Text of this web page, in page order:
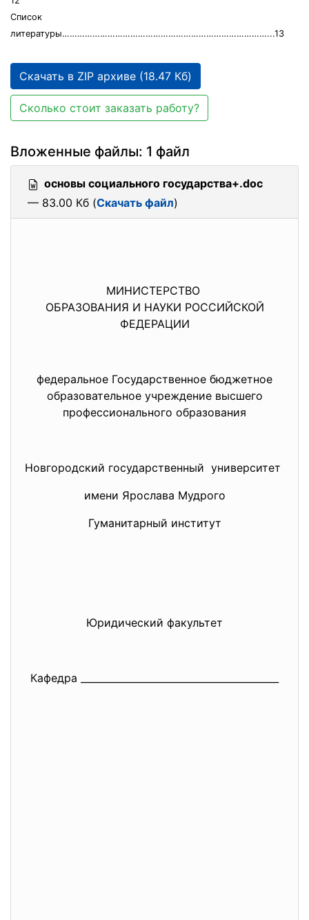
Список
литературы………………………………………………………………………...13
Скачать в ZIP архиве (18.47 Кб)
Сколько стоит заказать работу?
Вложенные файлы: 1 файл
основы социального государства+.doc
— 83.00 Кб (Скачать файл)
МИНИСТЕРСТВО
ОБРАЗОВАНИЯ И НАУКИ РОССИЙСКОЙ
ФЕДЕРАЦИИ
федеральное Государственное бюджетное
образовательное учреждение высшего
профессионального образования
Новгородский государственный университет
имени Ярослава Мудрого
Гуманитарный институт
Юридический факультет
Кафедра ______________________________